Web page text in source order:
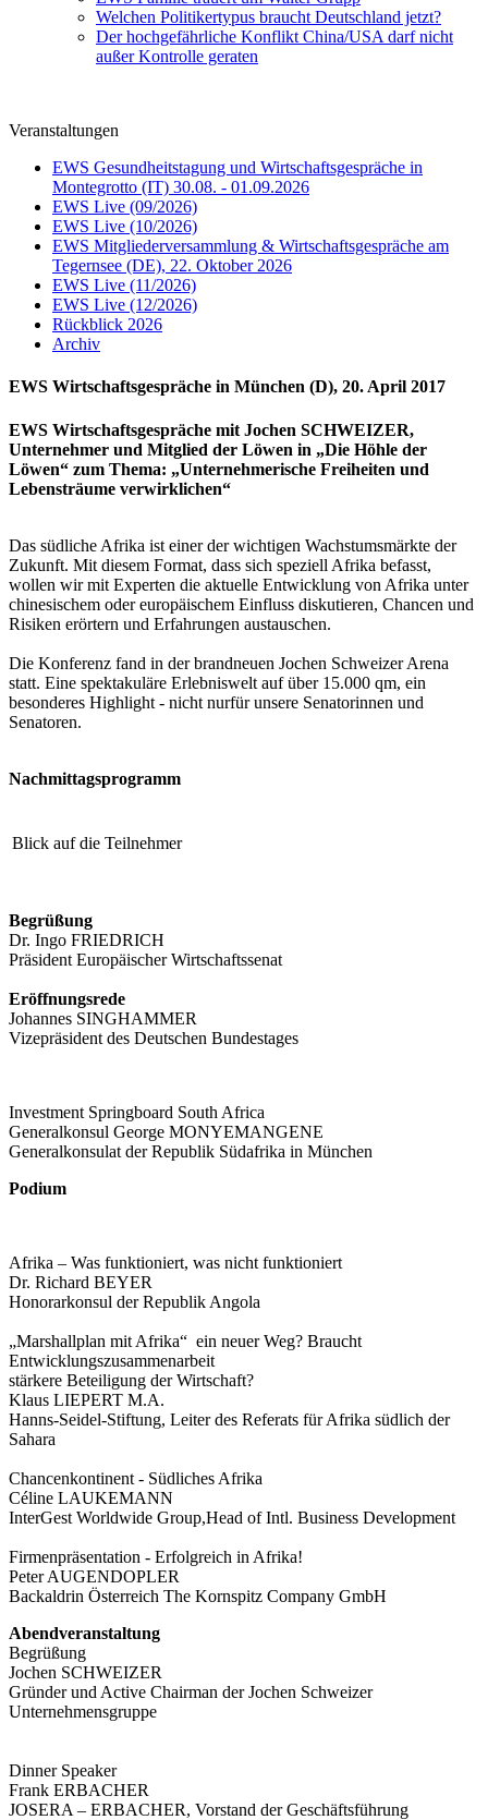
Welchen Politikertypus braucht Deutschland jetzt?
Der hochgefährliche Konflikt China/USA darf nicht
außer Kontrolle geraten
Veranstaltungen
EWS Gesundheitstagung und Wirtschaftsgespräche in
Montegrotto (IT) 30.08. - 01.09.2026
EWS Live (09/2026)
EWS Live (10/2026)
EWS Mitgliederversammlung & Wirtschaftsgespräche am
Tegernsee (DE), 22. Oktober 2026
EWS Live (11/2026)
EWS Live (12/2026)
Rückblick 2026
Archiv
EWS Wirtschaftsgespräche in München (D), 20. April 2017
EWS Wirtschaftsgespräche mit Jochen SCHWEIZER,
Unternehmer und Mitglied der Löwen in „Die Höhle der
Löwen“ zum Thema: „Unternehmerische Freiheiten und
Lebensträume verwirklichen“
Das südliche Afrika ist einer der wichtigen Wachstumsmärkte der
Zukunft. Mit diesem Format, dass sich speziell Afrika befasst,
wollen wir mit Experten die aktuelle Entwicklung von Afrika unter
chinesischem oder europäischem Einfluss diskutieren, Chancen und
Risiken erörtern und Erfahrungen austauschen.
Die Konferenz fand in der brandneuen Jochen Schweizer Arena
statt. Eine spektakuläre Erlebniswelt auf über 15.000 qm, ein
besonderes Highlight - nicht nurfür unsere Senatorinnen und
Senatoren.
Nachmittagsprogramm
Blick auf die Teilnehmer
Begrüßung
Dr. Ingo FRIEDRICH
Präsident Europäischer Wirtschaftssenat
Eröffnungsrede
Johannes SINGHAMMER
Vizepräsident des Deutschen Bundestages
Investment Springboard South Africa
Generalkonsul George MONYEMANGENE
Generalkonsulat der Republik Südafrika in München
Podium
Afrika – Was funktioniert, was nicht funktioniert
Dr. Richard BEYER
Honorarkonsul der Republik Angola
„Marshallplan mit Afrika“ ein neuer Weg? Braucht
Entwicklungszusammenarbeit
stärkere Beteiligung der Wirtschaft?
Klaus LIEPERT M.A.
Hanns-Seidel-Stiftung, Leiter des Referats für Afrika südlich der
Sahara
Chancenkontinent - Südliches Afrika
Céline LAUKEMANN
InterGest Worldwide Group,Head of Intl. Business Development
Firmenpräsentation - Erfolgreich in Afrika!
Peter AUGENDOPLER
Backaldrin Österreich The Kornspitz Company GmbH
Abendveranstaltung
Begrüßung
Jochen SCHWEIZER
Gründer und Active Chairman der Jochen Schweizer
Unternehmensgruppe
Dinner Speaker
Frank ERBACHER
JOSERA – ERBACHER, Vorstand der Geschäftsführung